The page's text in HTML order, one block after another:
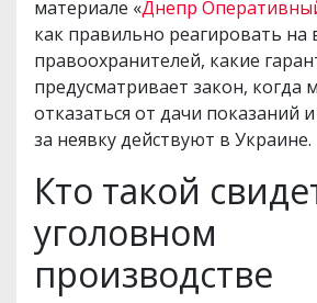
материале «Днепр
как правильно реагировать на
правоохранителей, какие
предусматривает закон, когда
отказаться от дачи показаний
за неявку действуют в Украине.
Кто такой
уголовном
производстве